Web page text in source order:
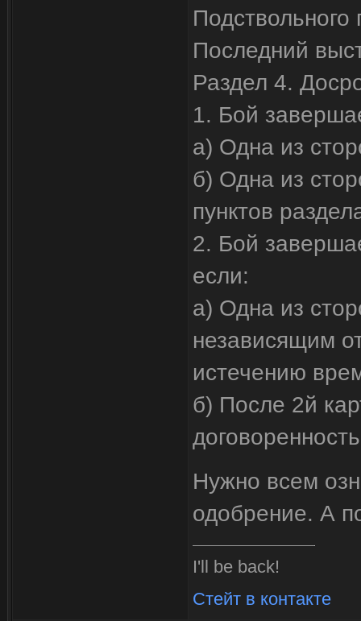
Последний
Раздел 4.
1. Бой
а) Одна из
б) Одна из
пунктов
2. Бой
если:
а) Одна из
независящим
истечению
б) После 2й
Нужно всем
одобрение. А
I'll be back!
Стейт в контакте